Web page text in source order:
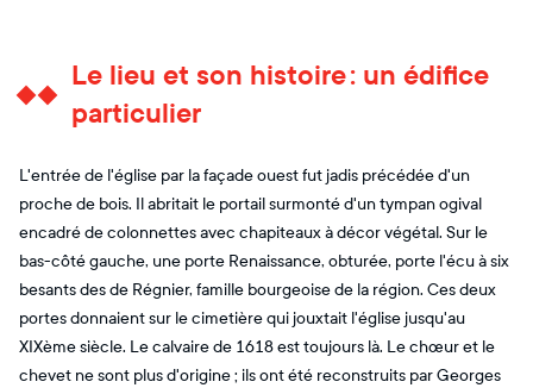
Le lieu et son histoire : un édifice
particulier
L'entrée de l'église par la façade ouest fut jadis précédée d'un
proche de bois. Il abritait le portail surmonté d'un tympan ogival
encadré de colonnettes avec chapiteaux à décor végétal. Sur le
bas-côté gauche, une porte Renaissance, obturée, porte l'écu à six
besants des de Régnier, famille bourgeoise de la région. Ces deux
portes donnaient sur le cimetière qui jouxtait l'église jusqu'au
XIXème siècle. Le calvaire de 1618 est toujours là. Le chœur et le
chevet ne sont plus d'origine ; ils ont été reconstruits par Georges